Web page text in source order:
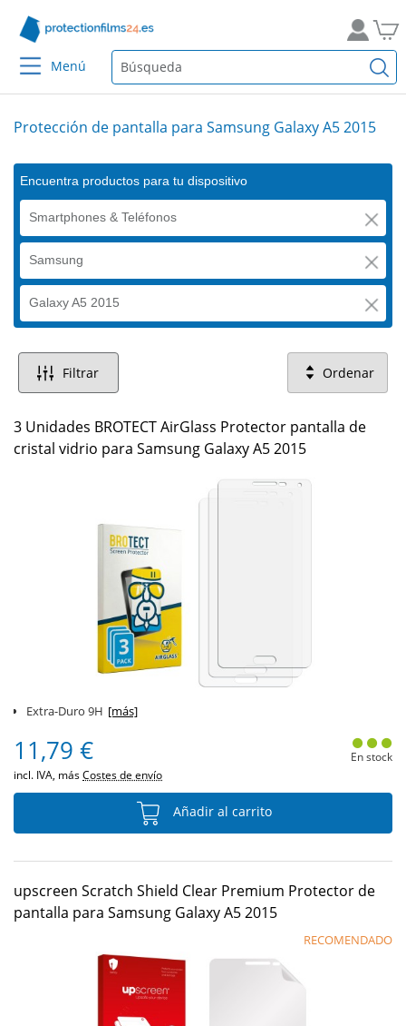
Menú
Protección de pantalla para Samsung Galaxy A5 2015
Encuentra productos para tu dispositivo
Smartphones & Teléfonos
Samsung
Galaxy A5 2015
Filtrar Ordenar
3 Unidades BROTECT AirGlass Protector pantalla de
cristal vidrio para Samsung Galaxy A5 2015
Extra-Duro 9H [más]
11,79 €
incl. IVA, másCostes de envío
En stock
Añadir al carrito
upscreen Scratch Shield Clear Premium Protector de
pantalla para Samsung Galaxy A5 2015
RECOMENDADO